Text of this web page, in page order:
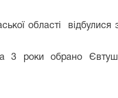
області відбулися
роки обрано